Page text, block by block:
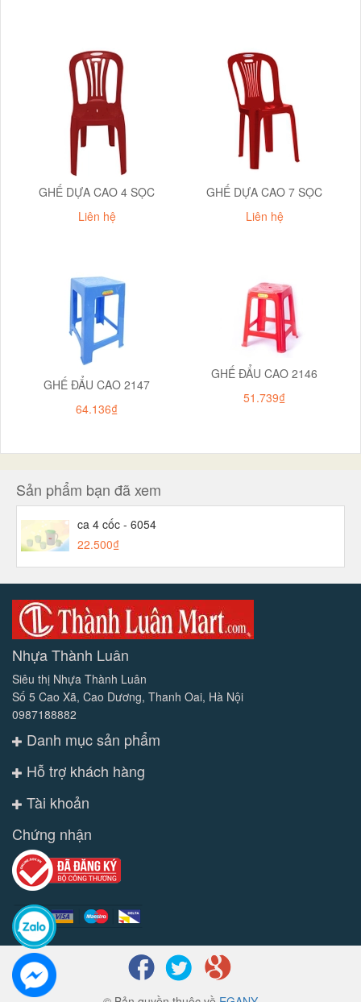
GHẾ DỰA CAO 4 SỌC
Liên hệ
GHẾ DỰA CAO 7 SỌC
Liên hệ
GHẾ ĐẨU CAO 2147
64.136₫
GHẾ ĐẨU CAO 2146
51.739₫
Sản phẩm bạn đã xem
ca 4 cốc - 6054
22.500₫
Nhựa Thành Luân
Siêu thị Nhựa Thành Luân
Số 5 Cao Xã, Cao Dương, Thanh Oai, Hà Nội
0987188882
Danh mục sản phẩm
Hỗ trợ khách hàng
Tài khoản
Chứng nhận